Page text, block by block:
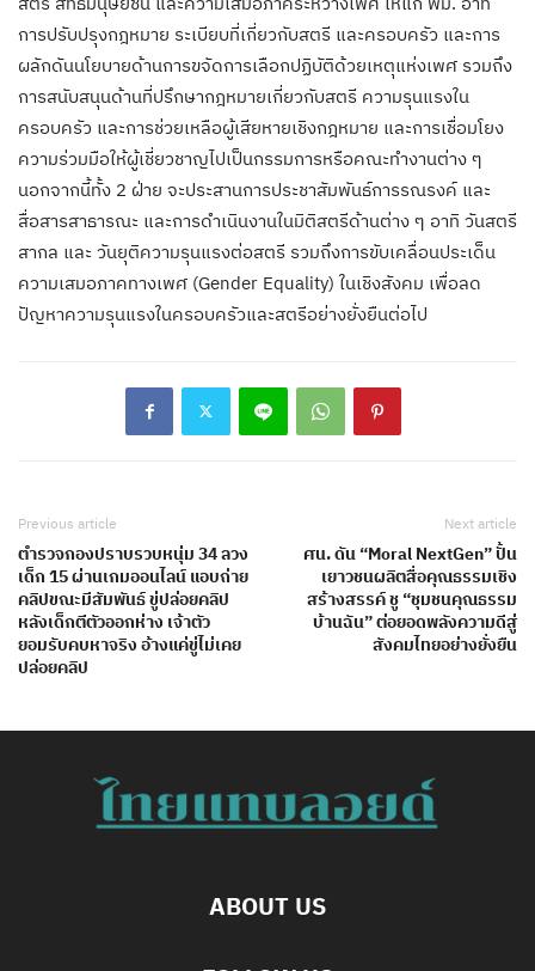
การปรับปรุงกฎหมาย ระเบียบที่เกี่ยวกับสตรี และครอบครัว และการ
ผลักดันนโยบายด้านการขจัดการเลือกปฏิบัติด้วยเหตุแห่งเพศ รวมถึง
การสนับสนุนด้านที่ปรึกษากฎหมายเกี่ยวกับสตรี ความรุนแรงใน
ครอบครัว และการช่วยเหลือผู้เสียหายเชิงกฎหมาย และการเชื่อมโยง
ความร่วมมือให้ผู้เชี่ยวชาญไปเป็นกรรมการหรือคณะทำงานต่าง ๆ
นอกจากนี้ทั้ง 2 ฝ่าย จะประสานการประชาสัมพันธ์การรณรงค์ และ
สื่อสารสาธารณะ และการดำเนินงานในมิติสตรีด้านต่าง ๆ อาทิ วันสตรี
สากล และ วันยุติความรุนแรงต่อสตรี รวมถึงการขับเคลื่อนประเด็น
ความเสมอภาคทางเพศ (Gender Equality) ในเชิงสังคม เพื่อลด
ปัญหาความรุนแรงในครอบครัวและสตรีอย่างยั่งยืนต่อไป
Previous article
ตำรวจกองปราบรวบหนุ่ม 34 ลวง
เด็ก 15 ผ่านเกมออนไลน์ แอบถ่าย
คลิปขณะมีสัมพันธ์ ขู่ปล่อยคลิป
หลังเด็กตีตัวออกห่าง เจ้าตัว
ยอมรับคบหาจริง อ้างแค่ขู่ไม่เคย
ปล่อยคลิป
Next article
ศน. ดัน “Moral NextGen” ปั้น
เยาวชนผลิตสื่อคุณธรรมเชิง
สร้างสรรค์ ชู “ชุมชนคุณธรรม
บ้านฉัน” ต่อยอดพลังความดีสู่
สังคมไทยอย่างยั่งยืน
ABOUT US